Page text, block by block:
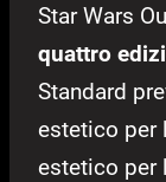
Star Wars
quattro
Standard
estetico per
estetico per